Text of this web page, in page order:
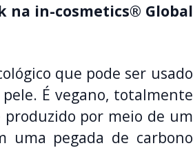
na in-cosmetics® Global
que pode ser usado
É vegano, totalmente
produzido por meio de um
uma pegada de carbono